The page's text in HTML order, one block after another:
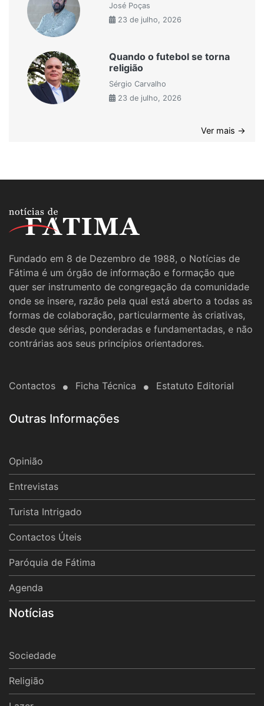
José Poças
23 de julho, 2026
Quando o futebol se torna
religião
Sérgio Carvalho
23 de julho, 2026
Ver mais →
Fundado em 8 de Dezembro de 1988, o Notícias de
Fátima é um órgão de informação e formação que
quer ser instrumento de congregação da comunidade
onde se insere, razão pela qual está aberto a todas as
formas de colaboração, particularmente às criativas,
desde que sérias, ponderadas e fundamentadas, e não
contrárias aos seus princípios orientadores.
Contactos Ficha Técnica Estatuto Editorial
Outras Informações
Opinião
Entrevistas
Turista Intrigado
Contactos Úteis
Paróquia de Fátima
Agenda
Notícias
Sociedade
Religião